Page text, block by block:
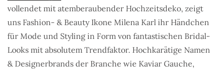
vollendet mit atemberaubender Hochzeitsdeko, zeigt
uns Fashion- & Beauty Ikone Milena Karl ihr Händchen
für Mode und Styling in Form von fantastischen Bridal-
Looks mit absolutem Trendfaktor. Hochkarätige Namen
& Designerbrands der Branche wie Kaviar Gauche,